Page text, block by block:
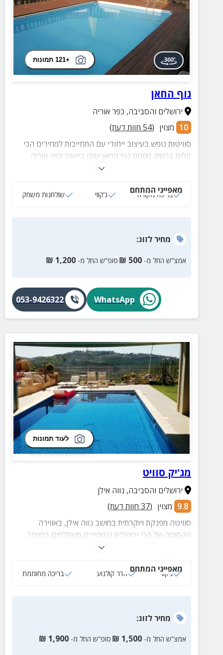
+121 תמונות
נוף החאן
ירושלים והסביבה, כפר אוריה
10 מצוין (
54 חוות דעת)
סוויטות נופש בעיצוב ייחודי עם התחייבות למחירים הכי
זולים ברשת. מתחם נוף החאן שוכן ביישוב כפר אוריה
השקט שבשפלה ומציע גם חצר מטופחת עם בריכה מול
מאפייני המתחם
בריכה מקורה ג‘קוזי שולחנות משחק
מחירלזוג:
אמצ”ש החל מ- 500
₪ סופ”ש החל מ- 1,200
₪
WhatsApp
053-9426322
לעוד תמונות
מג'יק סוויט
ירושלים והסביבה, נווה אילן
9.8 מצוין (
37 חוות דעת)
סוויטה מפנקת ויוקרתית במושב נווה אילן, באווירה
הקסומה של הרי ירושלים ובמחירים משתלמים במיוחד.
אירוח אידיאלי עבור חתן וכלה בליל כלולותיהם וגם סתם
מאפייני המתחם
ג‘קוזי חדר קולנוע בריכה מחוממת
מחירלזוג:
אמצ”ש החל מ- 1,500
₪ סופ”ש החל מ- 1,900
₪